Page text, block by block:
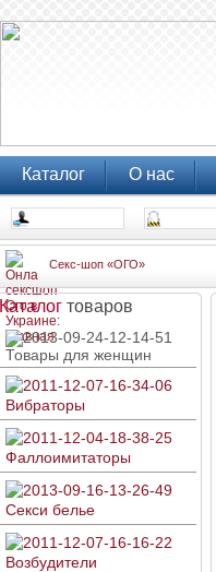
Каталог О нас
Секс-шоп «ОГО»
Каталог товаров
Товары для женщин
Вибраторы
Фаллоимитаторы
Секси белье
Возбудители